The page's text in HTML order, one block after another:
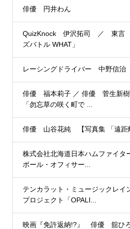
俳優 円井わん
QuizKnock 伊沢拓司 ／ 東言
ズバトル WHAT」
レーシングドライバー 中野信治
俳優 福本莉子 ／ 俳優 菅生新
「勿忘草の咲く町で ...
俳優 山谷花純 【写真集 「遠距
株式会社北海道日本ハムファイ
ボール・オフィサー...
テンカラット・ミュージックレイ
プロジェクト「OPALI...
映画『免許返納!?』 俳優 舘ひ